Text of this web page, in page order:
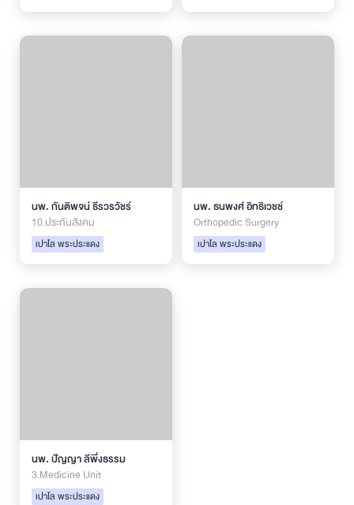
นพ. กันติพจน์ ธีรวรวัชร์
10.ประกันสังคม
เปาโล พระประแดง
นพ. ธนพงศ์ อิทธิเวชช์
Orthopedic Surgery
เปาโล พระประแดง
นพ. ปัญญา ลีพึ่งธรรม
3.Medicine Unit
เปาโล พระประแดง